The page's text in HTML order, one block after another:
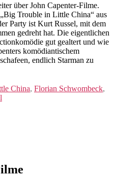
über John Capenter-Filme.
Trouble in Little China“ aus
Party ist Kurt Russel, mit dem
gedreht hat. Die eigentlichen
gut gealtert und wie
komödiantischem
endlich Starman zu
China, Florian Schwombeck,